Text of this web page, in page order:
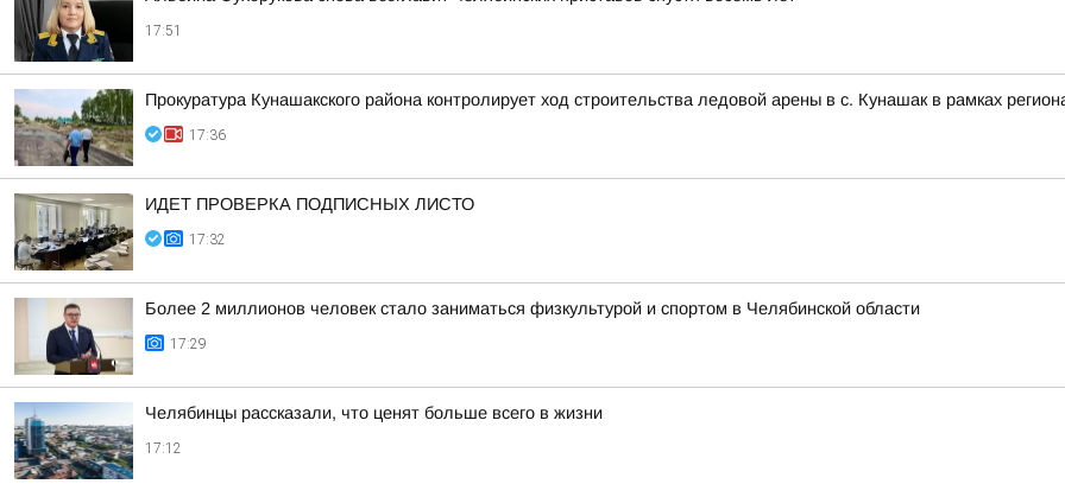
17:51
Прокуратура Кунашакского района контролирует ход строительства ледовой арены в с. Кунашак в рамках
17:36
ИДЕТ ПРОВЕРКА ПОДПИСНЫХ ЛИСТО
17:32
Более 2 миллионов человек стало заниматься физкультурой и спортом в Челябинской области
17:29
Челябинцы рассказали, что ценят больше всего в жизни
17:12